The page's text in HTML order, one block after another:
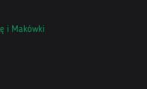
i Makówki